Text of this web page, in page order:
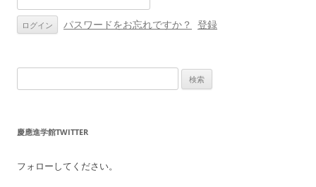
パスワードをお忘れですか？ 登録
索:
慶應進学館TWITTER
フォローしてください。